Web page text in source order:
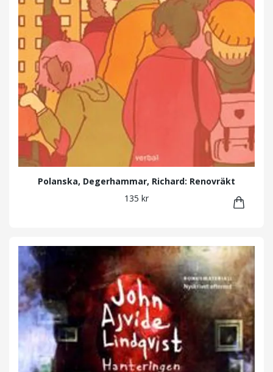
Polanska, Degerhammar, Richard: Renovräkt
135 kr